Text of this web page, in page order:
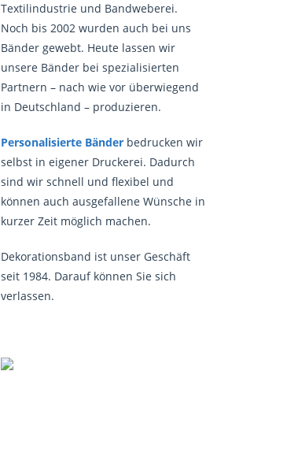
Textilindustrie und Bandweberei.
Noch bis 2002 wurden auch bei uns
Bänder gewebt. Heute lassen wir
unsere Bänder bei spezialisierten
Partnern – nach wie vor überwiegend
in Deutschland – produzieren.
Personalisierte Bänderbedrucken wir
selbst in eigener Druckerei. Dadurch
sind wir schnell und flexibel und
können auch ausgefallene Wünsche in
kurzer Zeit möglich machen.
Dekorationsband ist unser Geschäft
seit 1984. Darauf können Sie sich
verlassen.